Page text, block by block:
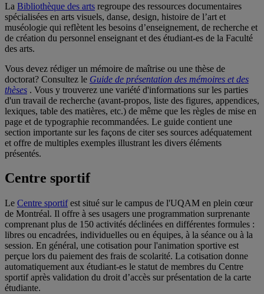
La Bibliothèque des arts regroupe des ressources documentaires
spécialisées en arts visuels, danse, design, histoire de l’art et
muséologie qui reflètent les besoins d’enseignement, de recherche et
de création du personnel enseignant et des étudiant-es de la Faculté
des arts.
Vous devez rédiger un mémoire de maîtrise ou une thèse de
doctorat? Consultez le Guide de présentation des mémoires et des
thèses . Vous y trouverez une variété d'informations sur les parties
d'un travail de recherche (avant-propos, liste des figures, appendices,
lexiques, table des matières, etc.) de même que les règles de mise en
page et de typographie recommandées. Le guide contient une
section importante sur les façons de citer ses sources adéquatement
et offre de multiples exemples illustrant les divers éléments
présentés.
Centre sportif
Le Centre sportifest situé sur le campus de l'UQAM en plein cœur
de Montréal. Il offre à ses usagers une programmation surprenante
comprenant plus de 150 activités déclinées en différentes formules :
libres ou encadrées, individuelles ou en équipes, à la séance ou à la
session. En général, une cotisation pour l'animation sportive est
perçue lors du paiement des frais de scolarité. La cotisation donne
automatiquement aux étudiant-es le statut de membres du Centre
sportif après validation du droit d’accès sur présentation de la carte
étudiante.